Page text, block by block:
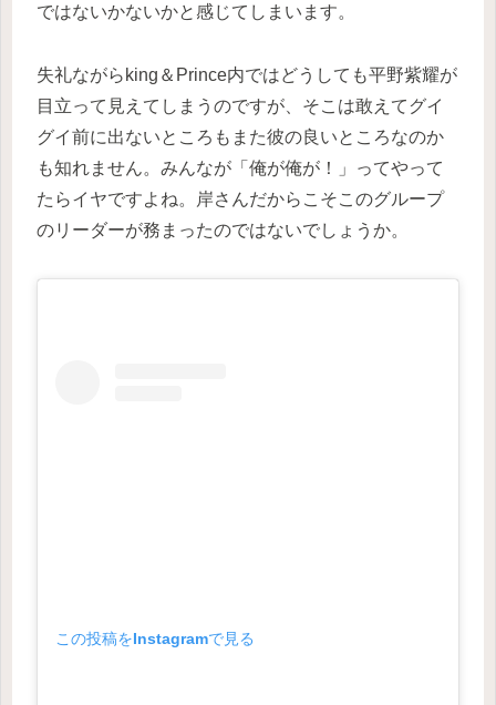
ではないかないかと感じてしまいます。
失礼ながらking＆Prince内ではどうしても平野紫耀が
目立って見えてしまうのですが、そこは敢えてグイ
グイ前に出ないところもまた彼の良いところなのか
も知れません。みんなが「俺が俺が！」ってやって
たらイヤですよね。岸さんだからこそこのグループ
のリーダーが務まったのではないでしょうか。
この投稿をInstagramで見る